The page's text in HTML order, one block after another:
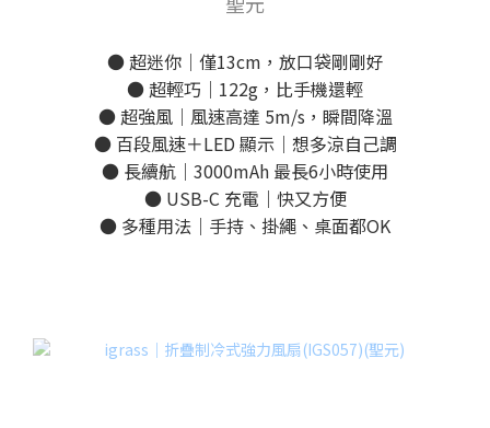
● 超迷你｜僅13cm，放口袋剛剛好
● 超輕巧｜122g，比手機還輕
● 超強風｜風速高達 5m/s，瞬間降溫
● 百段風速＋LED 顯示｜想多涼自己調
● 長續航｜3000mAh 最長6小時使用
● USB-C 充電｜快又方便
● 多種用法｜手持、掛繩、桌面都OK